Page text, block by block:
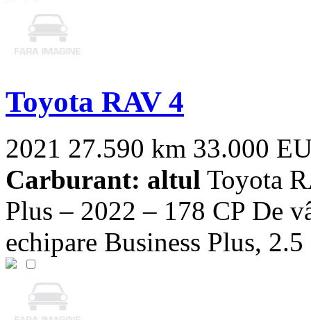
Toyota RAV 4
2021 27.590 km 33.000
Carburant: altul Toyota
Plus – 2022 – 178 CP De
echipare Business Plus,